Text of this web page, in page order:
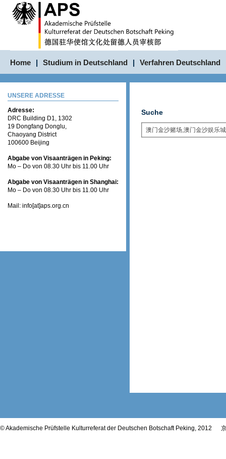
Home | Studium in Deutschland | Verfahren Deutschland
UNSERE ADRESSE
Adresse:
DRC Building D1, 1302
19 Dongfang Donglu,
Chaoyang District
100600 Beijing
Abgabe von Visaanträgen in Peking:
Mo – Do von 08.30 Uhr bis 11.00 Uhr
Abgabe von Visaanträgen in Shanghai:
Mo – Do von 08.30 Uhr bis 11.00 Uhr
Mail: info[at]aps.org.cn
Suche
© Akademische Prüfstelle Kulturreferat der Deutschen Botschaft Peking, 2012